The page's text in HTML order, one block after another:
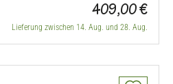
409,00 €
Lieferung zwischen 14. Aug. und 28. Aug.